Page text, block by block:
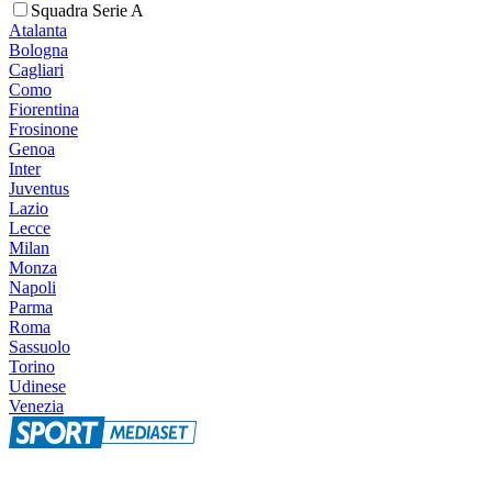
Squadra Serie A
Atalanta
Bologna
Cagliari
Como
Fiorentina
Frosinone
Genoa
Inter
Juventus
Lazio
Lecce
Milan
Monza
Napoli
Parma
Roma
Sassuolo
Torino
Udinese
Venezia